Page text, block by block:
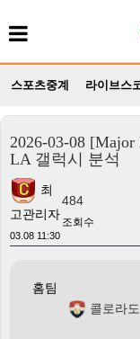
스포츠중계 라이브스
2026-03-08
LA 갤럭시 분석
최
고관리자
03.08 11:30
484
조회수
홈팀
콜로라